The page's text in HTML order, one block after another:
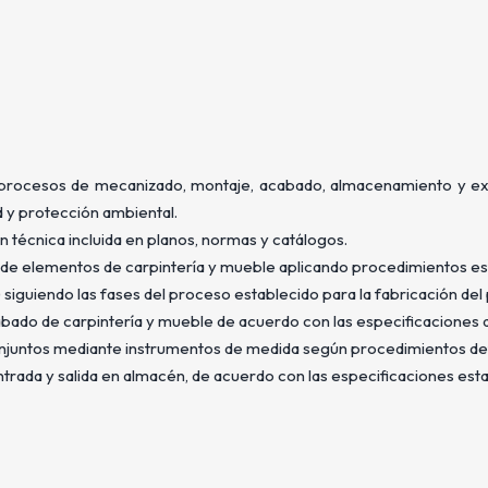
de mecanizado, montaje, acabado, almacenamiento y
y protección ambiental.
incluida en planos, normas y catálogos.
elementos de carpintería y mueble aplicando procedimientos
las fases del proceso establecido para la fabricación
de carpintería y mueble de acuerdo con las especificaciones
mediante instrumentos de medida según procedimientos
y salida en almacén, de acuerdo con las especificaciones